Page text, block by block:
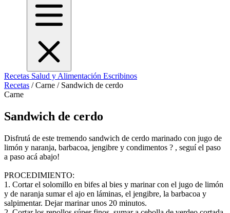
Recetas Salud y Alimentación Escribinos
Recetas / Carne / Sandwich de cerdo
Carne
Sandwich de cerdo
Disfrutá de este tremendo sandwich de cerdo marinado con jugo de
limón y naranja, barbacoa, jengibre y condimentos ? , seguí el paso
a paso acá abajo!
PROCEDIMIENTO:
1. Cortar el solomillo en bifes al bies y marinar con el jugo de limón
y de naranja sumar el ajo en láminas, el jengibre, la barbacoa y
salpimentar. Dejar marinar unos 20 minutos.